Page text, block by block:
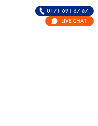
FÜR DIE
0171 691 67 67
LIVE CHAT